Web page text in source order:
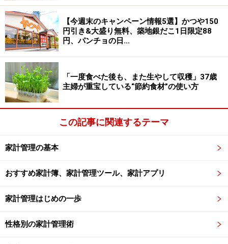
【今週末のキャンペーン情報5選】かつや150
円引き&大盛り無料、築地銀だこ1日限定88
円、パンチョの日…
「一度食べた後も、また生やして収穫」37歳
主婦が重宝している“節約食材”の使い方
この記事に関連するテーマ
家計管理の基本
おすすめ家計簿、家計管理ツール、家計アプリ
家計管理はじめの一歩
性格別の家計管理術